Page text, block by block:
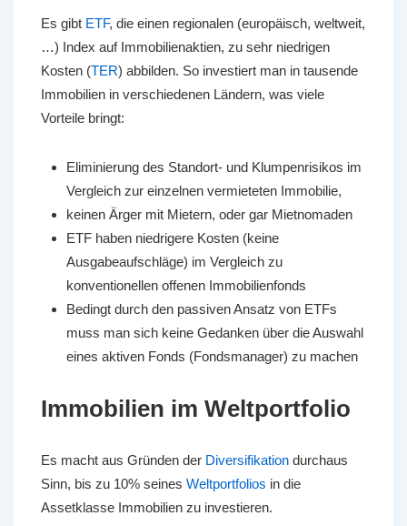
Es gibt ETF, die einen regionalen (europäisch, weltweit,
…) Index auf Immobilienaktien, zu sehr niedrigen
Kosten (TER) abbilden. So investiert man in tausende
Immobilien in verschiedenen Ländern, was viele
Vorteile bringt:
Eliminierung des Standort- und Klumpenrisikos im
Vergleich zur einzelnen vermieteten Immobilie,
keinen Ärger mit Mietern, oder gar Mietnomaden
ETF haben niedrigere Kosten (keine
Ausgabeaufschläge) im Vergleich zu
konventionellen offenen Immobilienfonds
Bedingt durch den passiven Ansatz von ETFs
muss man sich keine Gedanken über die Auswahl
eines aktiven Fonds (Fondsmanager) zu machen
Immobilien im Weltportfolio
Es macht aus Gründen der Diversifikation durchaus
Sinn, bis zu 10% seines Weltportfolios in die
Assetklasse Immobilien zu investieren.